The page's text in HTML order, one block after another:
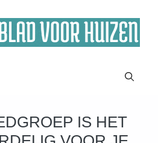
IS HET